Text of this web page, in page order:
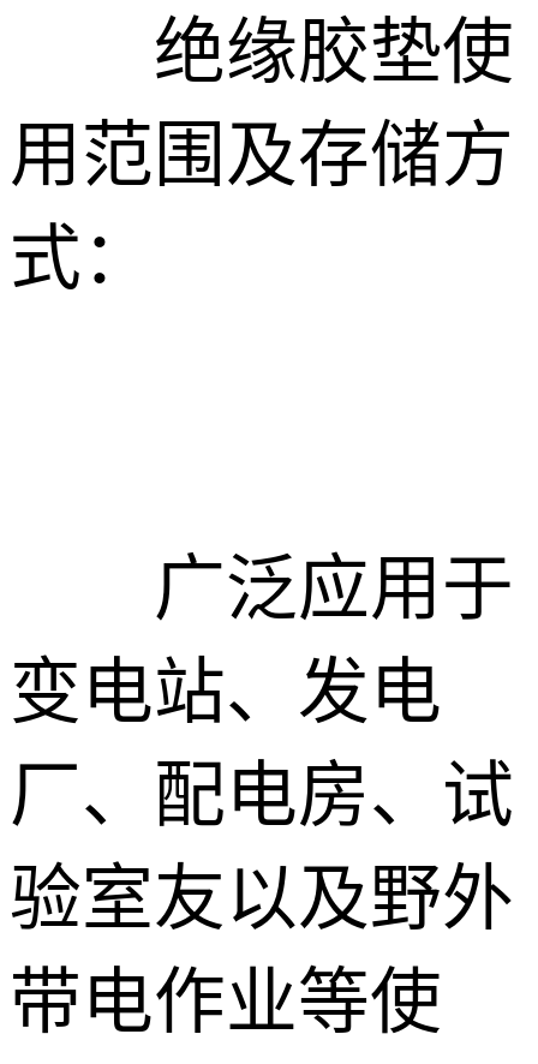
绝缘胶垫使
用范围及存储方
式：
广泛应用于
变电站、发电
厂、配电房、试
验室友以及野外
带电作业等使